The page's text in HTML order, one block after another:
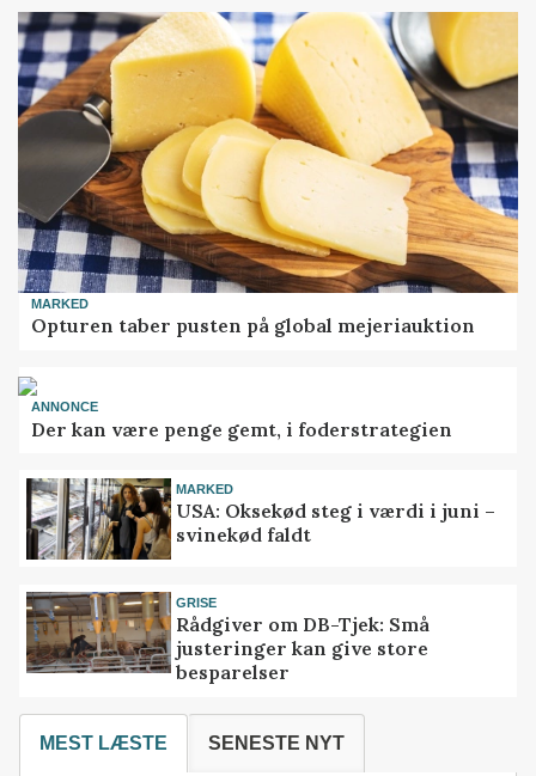
MARKED
Opturen taber pusten på global mejeriauktion
ANNONCE
Der kan være penge gemt, i foderstrategien
MARKED
USA: Oksekød steg i værdi i juni –
svinekød faldt
GRISE
Rådgiver om DB-Tjek: Små
justeringer kan give store
besparelser
MEST LÆSTE SENESTE NYT